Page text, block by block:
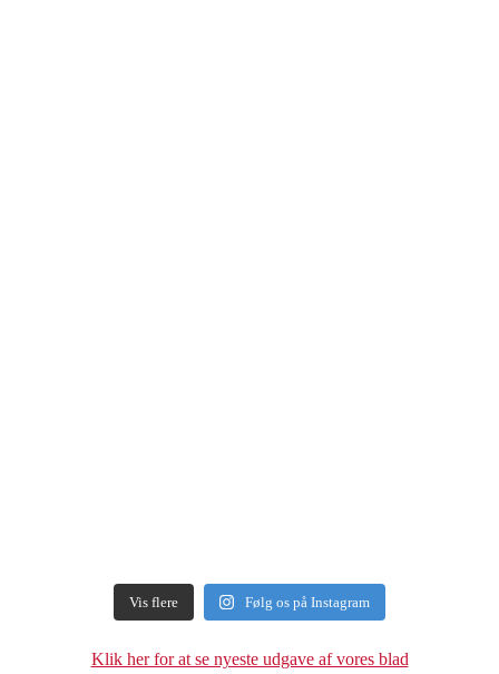
Vis flere Følg os på Instagram
Klik her for at se nyeste udgave af vores blad